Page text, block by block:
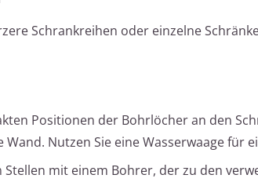
Schrankreihen oder einzelne
Positionen der Bohrlöcher an den
Nutzen Sie eine Wasserwaage für
mit einem Bohrer, der zu den